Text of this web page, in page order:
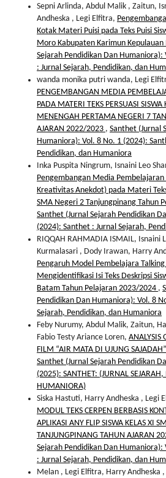
Sepni Arlinda, Abdul Malik , Zaitun,
Andheska , Legi Elfitra,
Kotak Materi Puisi pada Teks Puisi
Moro Kabupaten Karimun Kepulauan
Sejarah Pendidikan Dan
: Jurnal Sejarah, Pendidikan, dan
wanda monika putri wanda, Legi
PENGEMBANGAN MEDIA
PADA MATERI TEKS PERSUASI SISWA
MENENGAH PERTAMA NEGERI 7
AJARAN 2022/2023 , Santhet (Jurnal
Humaniora): Vol. 8 No. 1 (2024):
Pendidikan, dan Humaniora
Inka Puspita Ningrum, Isnaini Leo
Pengembangan Media
Kreativitas Anekdot) pada Materi
SMA Negeri 2 Tanjungpinang Tahun
Santhet (Jurnal Sejarah Pendidikan
(2024): Santhet : Jurnal Sejarah,
RIQQAH RAHMADIA ISMAIL, Isnaini
Kurmalasari , Dody Irawan, Harry
Pengaruh Model Pembelajara
Mengidentifikasi Isi Teks Deskripsi
Batam Tahun Pelajaran 2023/2024 ,
Pendidikan Dan Humaniora): Vol. 8
Sejarah, Pendidikan, dan Humaniora
Feby Nurumy, Abdul Malik, Zaitun,
Fabio Testy Ariance Loren, ANALYSIS
FILM “AIR MATA DI UJUNG
Santhet (Jurnal Sejarah Pendidikan
(2025): SANTHET: (JURNAL
HUMANIORA)
Siska Hastuti, Harry Andheska , Legi
MODUL TEKS CERPEN BERBASIS
APLIKASI ANY FLIP SISWA KELAS XI
TANJUNGPINANG TAHUN AJARAN
Sejarah Pendidikan Dan
: Jurnal Sejarah, Pendidikan, dan
Melan , Legi Elfitra, Harry Andheska ,